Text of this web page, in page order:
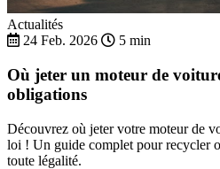
Actualités
24 Feb. 2026
5 min
Où jeter un moteur de
obligations
Découvrez où jeter votre moteur de
loi ! Un guide complet pour recycler
toute légalité.